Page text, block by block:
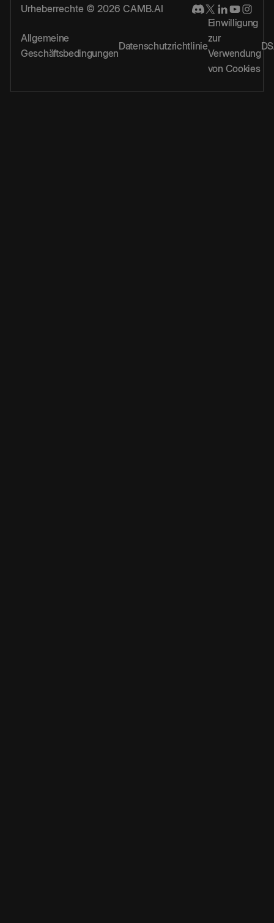
Urheberrechte © 2026 CAMB.AI
Allgemeine
Geschäftsbedingungen
Datenschutzrichtlinie
Einwilligung
zur
Verwendung
von Cookies